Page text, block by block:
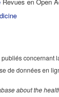
concernant
de données en
about the